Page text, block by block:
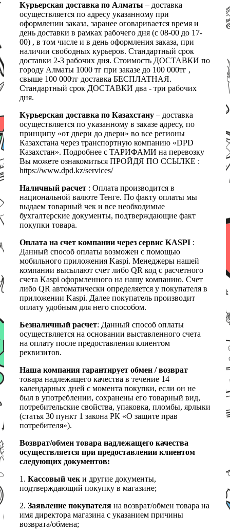
Курьерская доставка по Алматы – доставка
осуществляется по адресу указанному при
оформлении заказа, заранее оговаривается время и
день доставки в рамках рабочего дня (с 08-00 до 17-
00) , в том числе и в день оформления заказа, при
наличии свободных курьеров. Стандартный срок
доставки 2-3 рабочих дня. Стоимость ДОСТАВКИ по
городу Алматы 1000 тг при заказе до 100 000тг ,
свыше 100 000тг доставка БЕСПЛАТНАЯ.
Стандартный срок ДОСТАВКИ два - три рабочих
дня.
Курьерская доставка по Казахстану – доставка
осуществляется по указанному в заказе адресу, по
принципу «от двери до двери» во все регионы
Казахстана через транспортную компанию «DPD
Казахстан». Подробнее с ТАРИФАМИ на перевозку
Вы можете ознакомиться ПРОЙДЯ ПО ССЫЛКЕ :
https://www.dpd.kz/services/
Наличный расчет : Оплата производится в
национальной валюте Тенге. По факту оплаты мы
выдаем товарный чек и все необходимые
бухгалтерские документы, подтверждающие факт
покупки товара.
Оплата на счет компании через сервис KASPI :
Данный способ оплаты возможен с помощью
мобильного приложения Kaspi. Менеджеры нашей
компании высылают счет либо QR код с расчетного
счета Kaspi оформленного на нашу компанию. Счет
либо QR автоматически определяется у покупателя в
приложении Kaspi. Далее покупатель производит
оплату удобным для него способом.
Безналичный расчет: Данный способ оплаты
осуществляется на основании выставленного счета
на оплату после предоставления клиентом
реквизитов.
Наша компания гарантирует обмен / возврат
товара надлежащего качества в течение 14
календарных дней с момента покупки, если он не
был в употреблении, сохранены его товарный вид,
потребительские свойства, упаковка, пломбы, ярлыки
(статья 30 пункт 1 закона РК «О защите прав
потребителя»).
Возврат/обмен товара надлежащего качества
осуществляется при предоставлении клиентом
следующих документов:
1. Кассовый чеки другие документы,
подтверждающий покупку в магазине;
2. Заявление покупателя на возврат/обмен товара на
имя директора магазина с указанием причины
возврата/обмена;